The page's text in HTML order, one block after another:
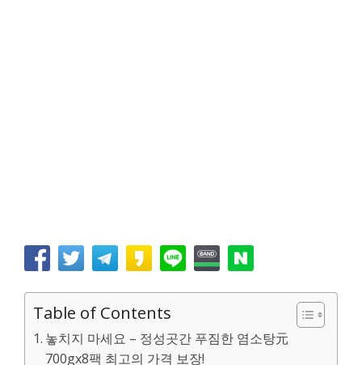
Table of Contents
놓치지 마세요 – 정성곳간 푸짐한 염소탕元
700gx8팩 최고의 가격 보장!